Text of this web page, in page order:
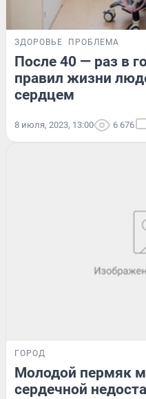
ЗДОРОВЬЕ ПРОБЛЕМА
После 40 — раз в
правил жизни
сердцем
8 июля, 2023, 13:00 6 676
ГОРОД
Молодой пермяк
сердечной